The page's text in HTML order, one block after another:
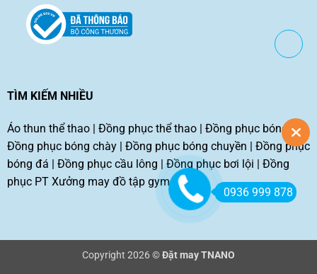
TÌM KIẾM NHIỀU
Áo thun thể thao| Đồng phục thể thao| Đồng phục bóng rổ|
Đồng phục bóng chày| Đồng phục bóng chuyền | Đồng phục
bóng đá | Đồng phục cầu lông | Đồng phục bơi lội | Đồng
phục PT Xưởng may đồ tập gym tphcm
Copyright 2026 ©Đặt may TNANO
0936 999 878